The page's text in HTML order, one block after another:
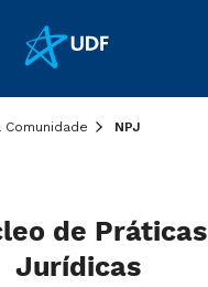
Comunidade NPJ
de Práticas
Jurídicas